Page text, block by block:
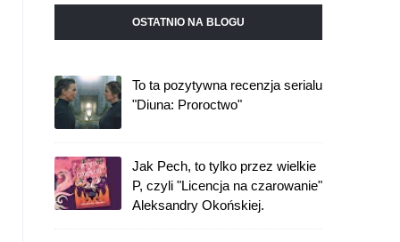
OSTATNIO NA BLOGU
To ta pozytywna recenzja serialu
"Diuna: Proroctwo"
Jak Pech, to tylko przez wielkie
P, czyli "Licencja na czarowanie"
Aleksandry Okońskiej.